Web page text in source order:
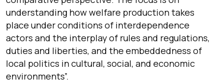
understanding how welfare production takes
place under conditions of interdependence
actors and the interplay of rules and regulations,
duties and liberties, and the embeddedness of
local politics in cultural, social, and economic
environments”.